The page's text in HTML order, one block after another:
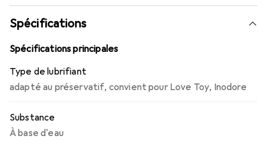
Spécifications
Spécifications principales
Type de lubrifiant
adapté au préservatif, convient pour Love Toy, Inodore
Substance
À base d'eau